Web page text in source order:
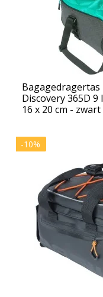
Bagagedragertas
Discovery 365D 9
16 x 20 cm -
-10%